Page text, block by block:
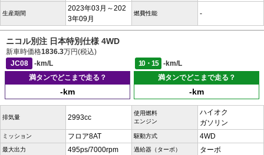
生産期間
2023年03月～202
3年09月
燃費性能 -
ニコル別注 日本特別仕様 4WD
新車時価格1836.3万円(税込)
JC08
-km/L 10・15
-km/L
満タンでどこまで走る？
-km
満タンでどこまで走る？
-km
排気量 2993cc
使用燃料
エンジン
ハイオク
ガソリン
ミッション フロア8AT 駆動方式 4WD
最大出力 495ps/7000rpm 過給器（ターボ） ターボ